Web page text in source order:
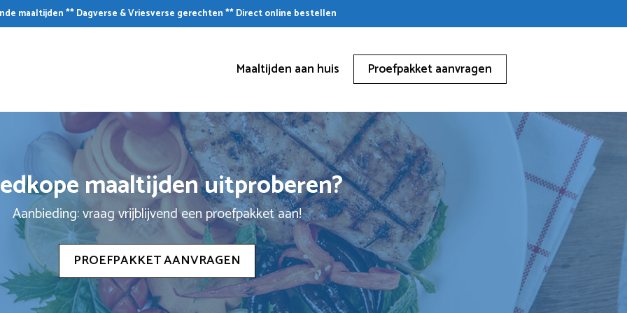
maaltijden ** Dagverse & Vriesverse gerechten ** Direct online bestellen
Maaltijden aan huis Proefpakket aanvragen
maaltijden uitproberen?
Aanbieding: vraag vrijblijvend een proefpakket aan!
PROEFPAKKET AANVRAGEN